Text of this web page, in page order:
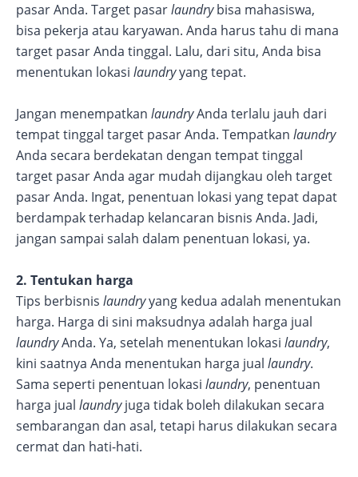
pasar Anda. Target pasarlaundrybisa mahasiswa,
bisa pekerja atau karyawan. Anda harus tahu di mana
target pasar Anda tinggal. Lalu, dari situ, Anda bisa
menentukan lokasi laundryyang tepat.
Jangan menempatkan laundryAnda terlalu jauh dari
tempat tinggal target pasar Anda. Tempatkan laundry
Anda secara berdekatan dengan tempat tinggal
target pasar Anda agar mudah dijangkau oleh target
pasar Anda. Ingat, penentuan lokasi yang tepat dapat
berdampak terhadap kelancaran bisnis Anda. Jadi,
jangan sampai salah dalam penentuan lokasi, ya.
2. Tentukan harga
Tips berbisnis laundryyang kedua adalah menentukan
harga. Harga di sini maksudnya adalah harga jual
laundryAnda. Ya, setelah menentukan lokasi laundry,
kini saatnya Anda menentukan harga jual laundry.
Sama seperti penentuan lokasi laundry, penentuan
harga jual laundryjuga tidak boleh dilakukan secara
sembarangan dan asal, tetapi harus dilakukan secara
cermat dan hati-hati.